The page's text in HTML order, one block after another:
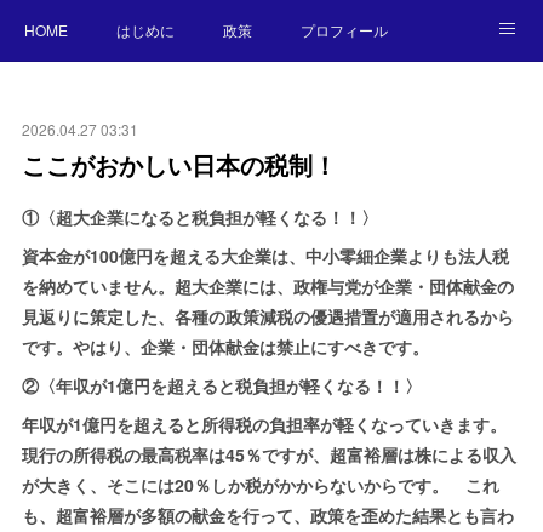
HOME はじめに 政策 プロフィール
2026.04.27 03:31
ここがおかしい日本の税制！
①〈超大企業になると税負担が軽くなる！！〉
資本金が100億円を超える大企業は、中小零細企業よりも法人税
を納めていません。超大企業には、政権与党が企業・団体献金の
見返りに策定した、各種の政策減税の優遇措置が適用されるから
です。やはり、企業・団体献金は禁止にすべきです。
②〈年収が1億円を超えると税負担が軽くなる！！〉
年収が1億円を超えると所得税の負担率が軽くなっていきます。
現行の所得税の最高税率は45％ですが、超富裕層は株による収入
が大きく、そこには20％しか税がかからないからです。 これ
も、超富裕層が多額の献金を行って、政策を歪めた結果とも言わ